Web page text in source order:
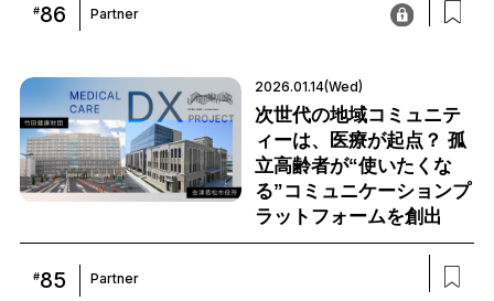
#86 Partner
2026.01.14(Wed)
次世代の地域コミュニテ
ィーは、医療が起点？ 孤
立高齢者が“使いたくな
る”コミュニケーションプ
ラットフォームを創出
#85 Partner